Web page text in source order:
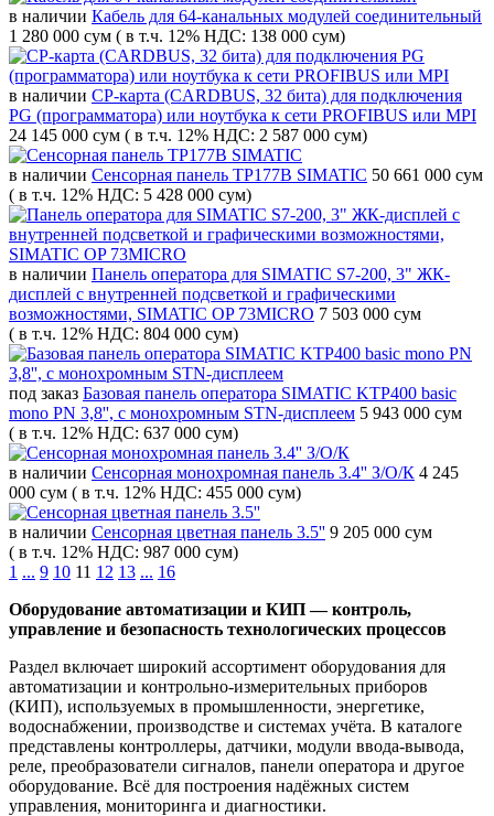
в наличии Кабель для 64-канальных модулей соединительный
1 280 000 сум ( в т.ч. 12% НДС: 138 000 сум)
в наличии CP-карта (CARDBUS, 32 бита) для подключения
PG (программатора) или ноутбука к сети PROFIBUS или MPI
24 145 000 сум ( в т.ч. 12% НДС: 2 587 000 сум)
в наличии Сенсорная панель TP177B SIMATIC 50 661 000 сум
( в т.ч. 12% НДС: 5 428 000 сум)
в наличии Панель оператора для SIMATIC S7-200, 3" ЖК-
дисплей с внутренней подсветкой и графическими
возможностями, SIMATIC OP 73MICRO 7 503 000 сум
( в т.ч. 12% НДС: 804 000 сум)
под заказ Базовая панель оператора SIMATIC KTP400 basic
mono PN 3,8'', с монохромным STN-дисплеем 5 943 000 сум
( в т.ч. 12% НДС: 637 000 сум)
в наличии Сенсорная монохромная панель 3.4'' З/О/К 4 245
000 сум ( в т.ч. 12% НДС: 455 000 сум)
в наличии Сенсорная цветная панель 3.5'' 9 205 000 сум
( в т.ч. 12% НДС: 987 000 сум)
1 ... 9 10 11 12 13 ... 16
Оборудование автоматизации и КИП — контроль,
управление и безопасность технологических процессов
Раздел включает широкий ассортимент оборудования для
автоматизации и контрольно-измерительных приборов
(КИП), используемых в промышленности, энергетике,
водоснабжении, производстве и системах учёта. В каталоге
представлены контроллеры, датчики, модули ввода-вывода,
реле, преобразователи сигналов, панели оператора и другое
оборудование. Всё для построения надёжных систем
управления, мониторинга и диагностики.